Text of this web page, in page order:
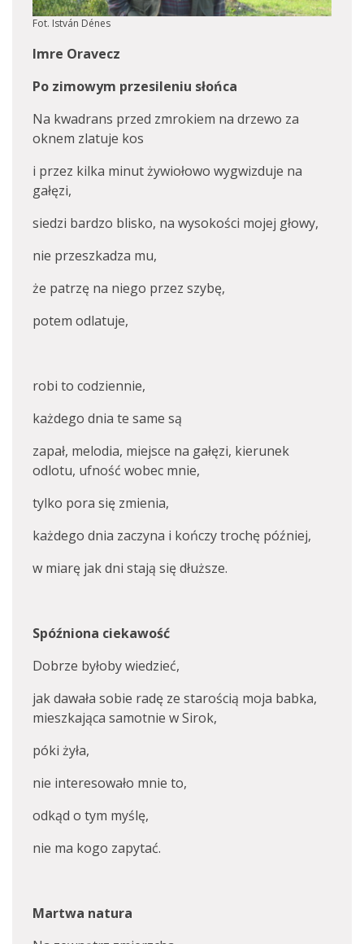
Fot. István Dénes
Imre Oravecz
Po zimowym przesileniu słońca
Na kwadrans przed zmrokiem na drzewo za
oknem zlatuje kos
i przez kilka minut żywiołowo wygwizduje na
gałęzi,
siedzi bardzo blisko, na wysokości mojej głowy,
nie przeszkadza mu,
że patrzę na niego przez szybę,
potem odlatuje,
robi to codziennie,
każdego dnia te same są
zapał, melodia, miejsce na gałęzi, kierunek
odlotu, ufność wobec mnie,
tylko pora się zmienia,
każdego dnia zaczyna i kończy trochę później,
w miarę jak dni stają się dłuższe.
Spóźniona ciekawość
Dobrze byłoby wiedzieć,
jak dawała sobie radę ze starością moja babka,
mieszkająca samotnie w Sirok,
póki żyła,
nie interesowało mnie to,
odkąd o tym myślę,
nie ma kogo zapytać.
Martwa natura